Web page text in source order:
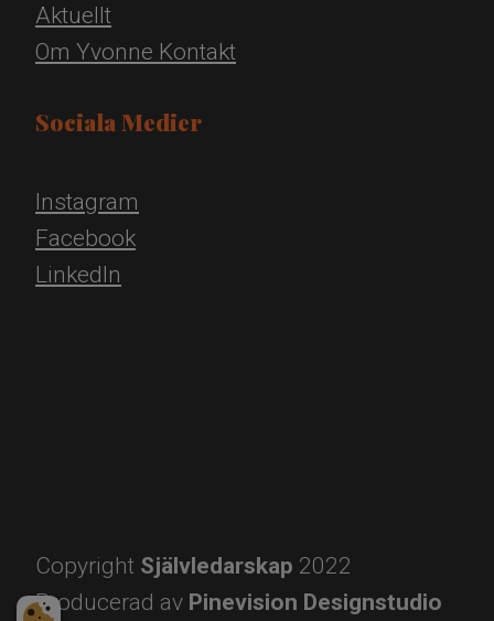
Aktuellt
Om Yvonne Kontakt
Sociala Medier
Instagram
Facebook
LinkedIn
Copyright Självledarskap 2022
​​​​​​​Producerad av Pinevision Designstudio